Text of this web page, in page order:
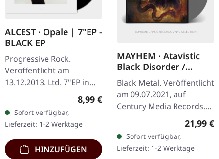
ALCEST · Opale | 7"EP -
BLACK EP
Progressive Rock.
Veröffentlicht am
13.12.2013. Ltd. 7"EP in
black vinyl with etched B-Regulärer Preis:
8,99 €
Sofort verfügbar,
Lieferzeit: 1-2 Werktage
HINZUFÜGEN
MAYHEM · Atavistic
Black Disorder /
Kommando | GREY LP
Black Metal. Veröffentlicht
am 09.07.2021, auf
Century Media Records.
Wendecover mit Insert.
Limitiert auf 300
Exemplare. Die…
21,99 €
Sofort verfügbar,
Lieferzeit: 1-2 Werktage